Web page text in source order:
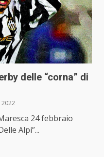
delle “corna” di
24 febbraio
Alpi”...